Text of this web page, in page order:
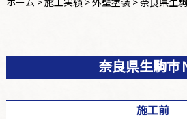
奈良県生駒市
施工前